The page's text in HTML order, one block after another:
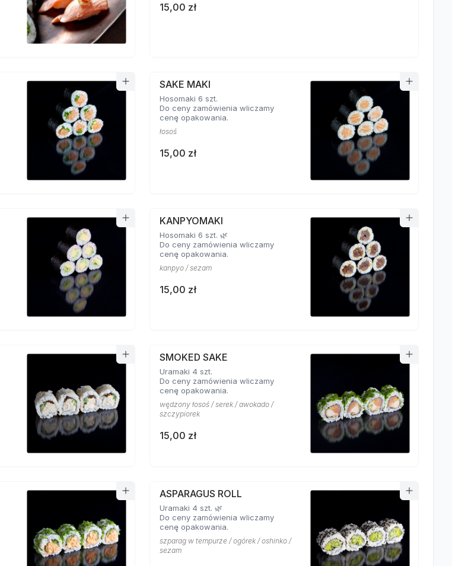
15,00 zł
SAKE MAKI
Hosomaki 6 szt.
Do ceny zamówienia wliczamy
cenę opakowania.
łosoś
15,00 zł
KANPYOMAKI
Hosomaki 6 szt. 🌿
Do ceny zamówienia wliczamy
cenę opakowania.
kanpyo / sezam
15,00 zł
SMOKED SAKE
Uramaki 4 szt.
Do ceny zamówienia wliczamy
cenę opakowania.
wędzony łosoś / serek / awokado /
szczypiorek
15,00 zł
ASPARAGUS ROLL
Uramaki 4 szt. 🌿
Do ceny zamówienia wliczamy
cenę opakowania.
szparag w tempurze / ogórek / oshinko /
sezam